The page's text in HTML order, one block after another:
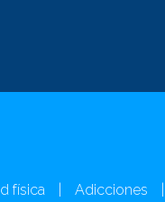
física Adicciones